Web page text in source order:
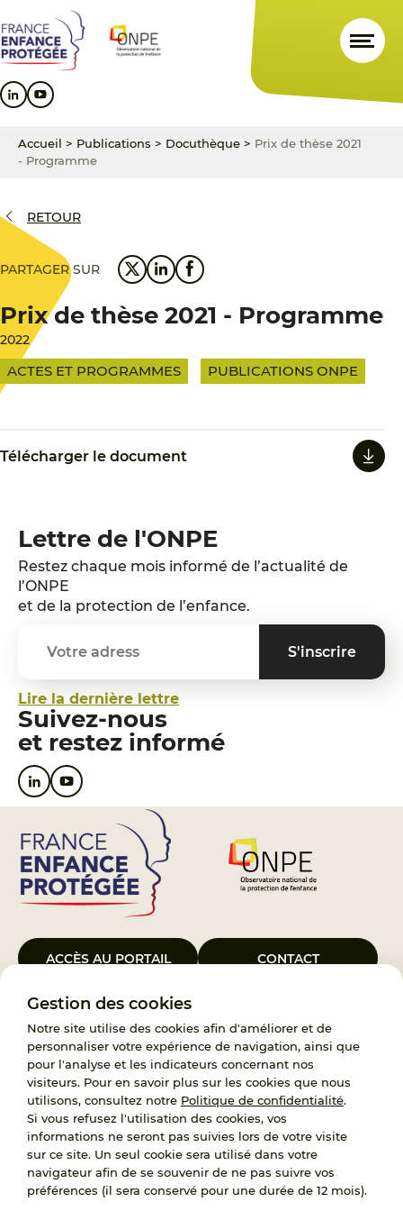
Gestion des cookies
Notre site utilise des cookies afin d'améliorer et de
personnaliser votre expérience de navigation, ainsi que
pour l'analyse et les indicateurs concernant nos
visiteurs. Pour en savoir plus sur les cookies que nous
utilisons, consultez notre Politique de confidentialité.
Si vous refusez l'utilisation des cookies, vos
informations ne seront pas suivies lors de votre visite
sur ce site. Un seul cookie sera utilisé dans votre
navigateur afin de se souvenir de ne pas suivre vos
préférences (il sera conservé pour une durée de 12 mois).
au
contenu
principal
au
menu
principal
au
pied
de
Accueil > Publications > Docuthèque > Prix de thèse 2021
- Programme
RETOUR
PARTAGER SUR
Prix de thèse 2021 - Programme
2022
ACTES ET PROGRAMMES PUBLICATIONS ONPE
Télécharger le document
Lettre de l'ONPE
Restez chaque mois informé de l’actualité de
l’ONPE
et de la protection de l’enfance.
Lire la dernière lettre
Suivez-nous
et restez informé
ACCÈS AU PORTAIL CONTACT
Le Groupement d’Intérêt Public France Enfance Protégée, créé le 5
janvier 2023, a pour objet d’assurer les missions de service public du
119, d’accompagnement des adoptants et de traitement des
demandes d’accès aux origines personnelles. France Enfance
Protégée est également un observatoire et une ressource pour
l’ensemble des professionnels, ainsi qu’un appui à l’élaboration de la
politique publique à travers le soutien à l’activité des conseils
nationaux.
RECRUTEMENT